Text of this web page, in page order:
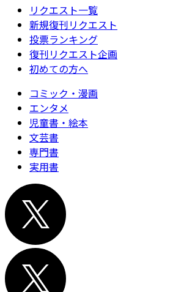
リクエスト一覧
新規復刊リクエスト
投票ランキング
復刊リクエスト企画
初めての方へ
コミック・漫画
エンタメ
児童書・絵本
文芸書
専門書
実用書